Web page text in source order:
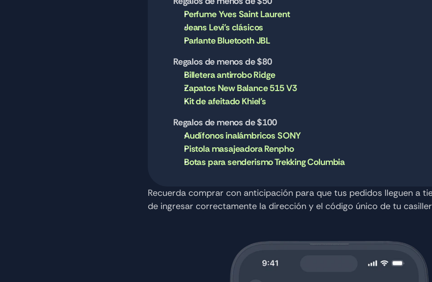
Perfume Yves Saint Laurent
Jeans Levi’s clásicos
Parlante Bluetooth JBL
Regalos de menos de $80
Billetera antirrobo Ridge
Zapatos New Balance 515 V3
Kit de afeitado Khiel’s
Regalos de menos de $100
Audífonos inalámbricos SONY
Pistola masajeadora Renpho
Botas para senderismo Trekking Columbia
Recuerda comprar con anticipación para que tus pedidos lleguen a
de ingresar correctamente la dirección y el código único de tu